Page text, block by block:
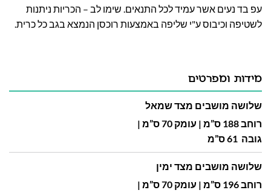
עפ בד נעים אשר עמיד לכל התנאים. שימו לב – הכריות ניתנות
לשטיפה וכיבוס ע"י שליפה באמצעות רוכסן הנמצא בגב כל כרית.
מידות ומפרטים
שלושה מושבים מצד שמאל
רוחב 188 ס”מ | עומק 70 ס”מ |
גובה 61 ס”מ
שלושה מושבים מצד ימין
רוחב 196 ס”מ | עומק 70 ס”מ |